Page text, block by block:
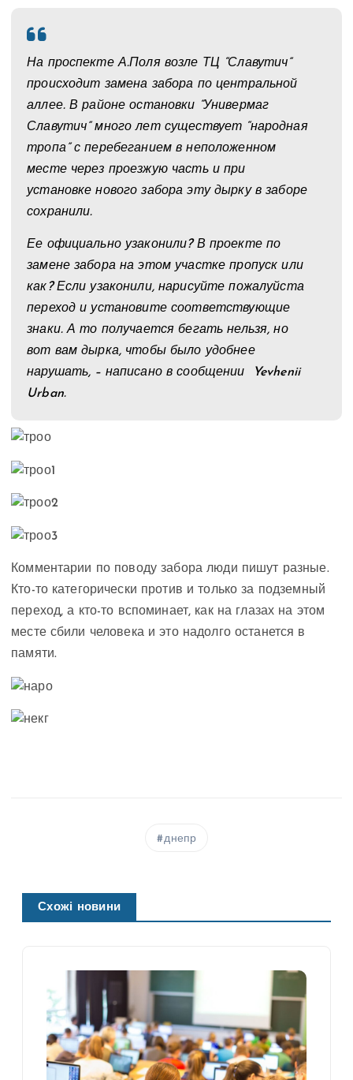
На проспекте А.Поля возле ТЦ “Славутич”
происходит замена забора по центральной
аллее. В районе остановки “Универмаг
Славутич” много лет существует “народная
тропа” с перебеганием в неположенном
месте через проезжую часть и при
установке нового забора эту дырку в заборе
сохранили.
Ее официально узаконили? В проекте по
замене забора на этом участке пропуск или
как? Если узаконили, нарисуйте пожалуйста
переход и установите соответствующие
знаки. А то получается бегать нельзя, но
вот вам дырка, чтобы было удобнее
нарушать, – написано в сообщении Yevhenii
Urban.
Комментарии по поводу забора люди пишут разные.
Кто-то категорически против и только за подземный
переход, а кто-то вспоминает, как на глазах на этом
месте сбили человека и это надолго останется в
памяти.
днепр
Схожі новини